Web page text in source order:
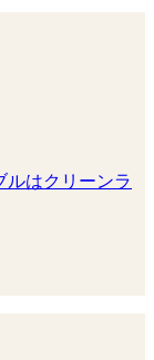
ルはクリーンラ